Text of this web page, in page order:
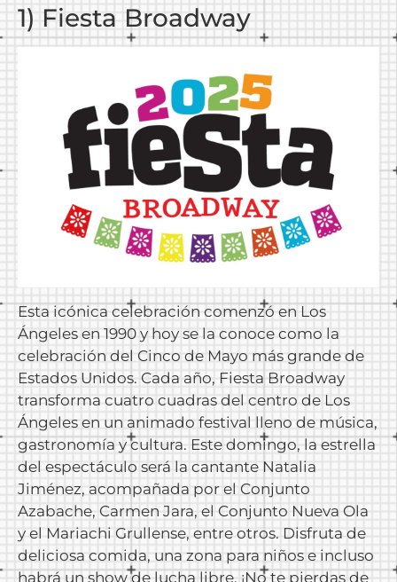
1) Fiesta Broadway
Esta icónica celebración comenzó en Los
Ángeles en 1990 y hoy se la conoce como la
celebración del Cinco de Mayo más grande de
Estados Unidos. Cada año, Fiesta Broadway
transforma cuatro cuadras del centro de Los
Ángeles en un animado festival lleno de música,
gastronomía y cultura. Este domingo, la estrella
del espectáculo será la cantante Natalia
Jiménez, acompañada por el Conjunto
Azabache, Carmen Jara, el Conjunto Nueva Ola
y el Mariachi Grullense, entre otros. Disfruta de
deliciosa comida, una zona para niños e incluso
habrá un show de lucha libre. ¡No te pierdas de